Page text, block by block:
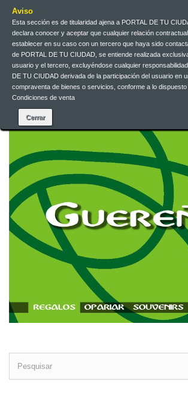
Aviso
Esta sección es de titularidad ajena a PORTAL DE TU
declara conocer y aceptar que cualquier relación
establecer en su caso con un tercero que haya sido
de PORTAL DE TU CIUDAD, se entiende realizada
usuario y el tercero, excluyéndose cualquier responsabilidad
DE TU CIUDAD derivada de la participación del usuario en
compraventa de bienes o servicios, conforme a lo dispuesto
Condiciones de venta
EUR
Galego
Galego